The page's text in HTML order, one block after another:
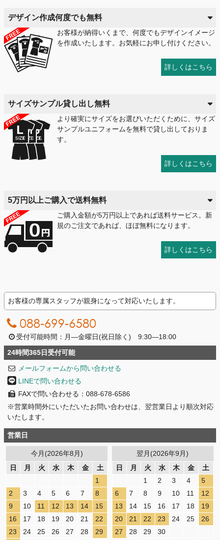
デザイン作成何度でも無料
お客様が納得いくまで、何度でもデザインイメージ
を作成いたします。お気軽にお申し付けください。
詳しくはこちら
サイズサンプル貸し出し無料
より確実にサイズをお選びいただくために、サイズ
サンプルユニフォームを無料で貸し出しておりま
す。
詳しくはこちら
5万円以上ご購入で送料無料
ご購入金額が5万円以上であれば送料サービス。新
規のご注文であれば、ほぼ無料になります。
詳しくはこちら
お客様の専属スタッフが親身になって対応いたします。
088-699-6580
受付可能時間：月―金曜日(祝日除く) 9:30―18:00
24時間365日受付可能
メールフォームから問い合わせる
LINEで問い合わせる
FAXで問い合わせる：088-678-6586
※営業時間外にいただいたお問い合わせは、翌営業日より順次対応
いたします。
営業日
今月(2026年8月)
日
月 火 水 木 金
土
1
2
3 4 5 6 7
8
9
10 11 12 13 14
15
16
17 18 19 20 21
22
23
24 25 26 27 28
29
翌月(2026年9月)
日
月 火 水 木 金
土
1
2 3 4
5
6
7 8 9 10 11
12
13
14 15 16 17 18
19
20
21 22 23 24 25
26
27
28 29
30